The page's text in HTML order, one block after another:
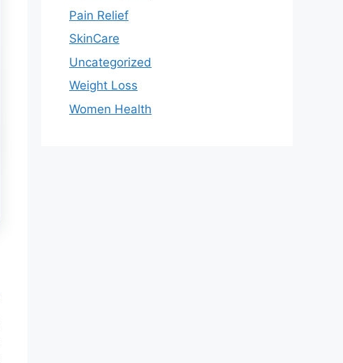
Pain Relief
SkinCare
Uncategorized
Weight Loss
Women Health